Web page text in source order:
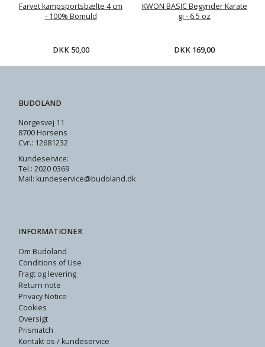
Farvet kampsportsbælte 4 cm
- 100% Bomuld
DKK 50,00
KWON BASIC Begynder Karate
gi - 6.5 oz
DKK 169,00
BUDOLAND
Norgesvej 11
8700 Horsens
Cvr.: 12681232
Kundeservice:
Tel.: 2020 0369
Mail: kundeservice@budoland.dk
INFORMATIONER
Om Budoland
Conditions of Use
Fragt og levering
Return note
Privacy Notice
Cookies
Oversigt
Prismatch
Kontakt os / kundeservice